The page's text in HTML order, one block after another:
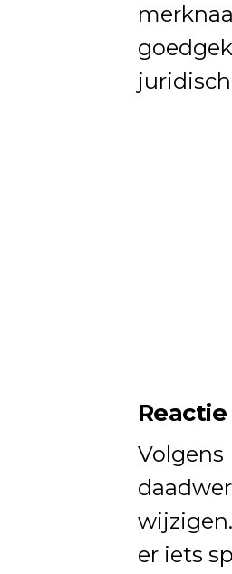
Volgens
er iets